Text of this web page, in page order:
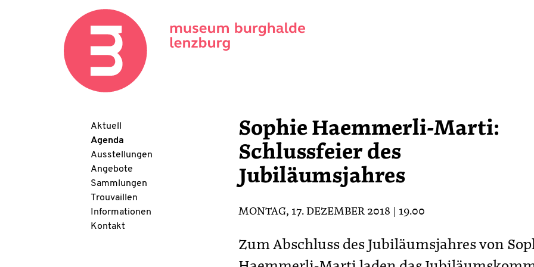
Aktuell
Agenda
Ausstellungen
Angebote
Sammlungen
Trouvaillen
Informationen
Kontakt
Sophie Haemmerli-Marti:
Schlussfeier des
Jubiläumsjahres
MONTAG, 17. DEZEMBER 2018 | 19.00
Zum Abschluss des Jubiläumsjahres von